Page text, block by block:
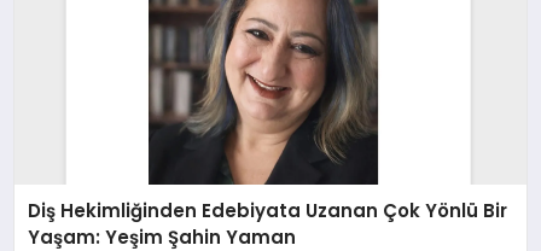
Diş Hekimliğinden Edebiyata Uzanan Çok Yönlü Bir
Yaşam: Yeşim Şahin Yaman